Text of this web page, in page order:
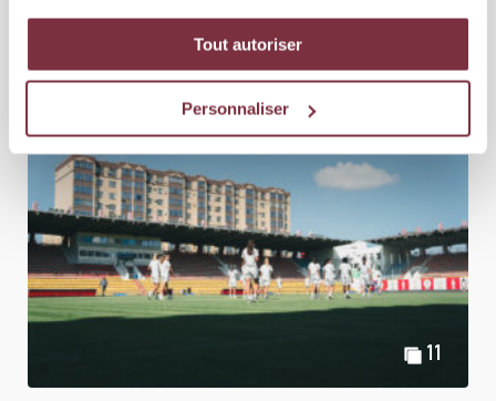
Tout autoriser
Personnaliser
LES AUTRES GALERIES
11